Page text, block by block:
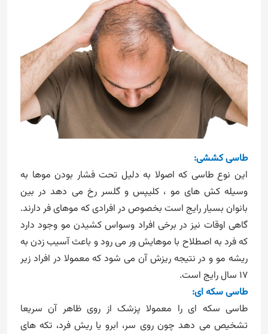
طاسی کششی:
این نوع طاسی که اصولا به دلیل تحت فشار بودن موها به
وسیله کش های مو ، کلیپس و گلسر رخ می دهد در بین
بانوان بسیار رایج است بخصوص در افرادی که موهای فر دارند.
گاهی اوقات نیز در برخی افراد وسواس کشیدن مو وجود دارد
که فرد به اصطلاح با موهایش ور می رود و باعث آسیب زدن به
ریشه مو و در نتیجه ریزش آن می شود که معمولا در افراد زیر
17 سال رایج است.
طاسی سکه ای:
طاسی سکه ای را معمولا پزشک از روی ظاهر آن سریعا
تشخیص می دهد چون روی سر، ابرو یا ریش فرد، تکه های